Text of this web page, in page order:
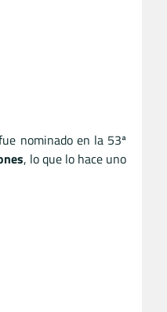
nominado en la 53ª
, lo que lo hace uno